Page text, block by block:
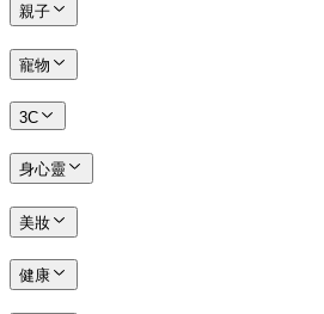
親子
寵物
3C
身心靈
美妝
健康